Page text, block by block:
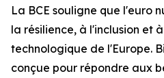
La BCE souligne que l'euro
la résilience, à l'inclusion et
technologique de l'Europe.
conçue pour répondre aux